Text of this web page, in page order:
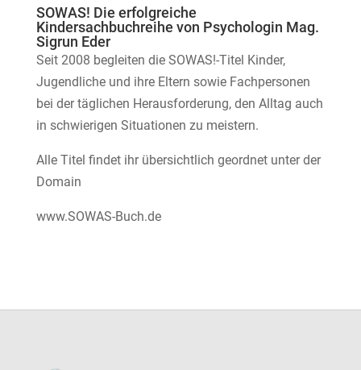
SOWAS! Die erfolgreiche
Kindersachbuchreihe von Psychologin Mag.
Sigrun Eder
Seit 2008 begleiten die SOWAS!-Titel Kinder,
Jugendliche und ihre Eltern sowie Fachpersonen
bei der täglichen Herausforderung, den Alltag auch
in schwierigen Situationen zu meistern.
Alle Titel findet ihr übersichtlich geordnet unter der
Domain
www.SOWAS-Buch.de